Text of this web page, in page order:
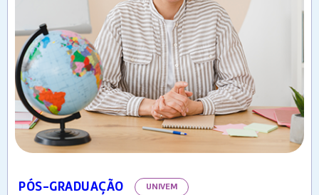
PÓS-GRADUAÇÃO UNIVEM